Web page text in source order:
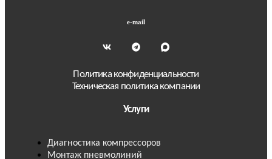
e-mail
Политика конфиденциальности
Техническая политика компании
Услуги
Диагностика компрессоров
Монтаж пневмолиний